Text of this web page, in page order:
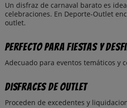
Un disfraz de carnaval barato es
celebraciones. En Deporte-Outlet
outlet.
Perfecto para fiestas y
Adecuado para eventos temáticos y
Disfraces de outlet
Proceden de excedentes y